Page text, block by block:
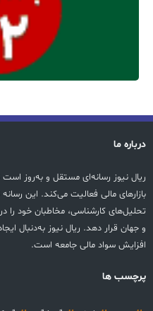
درباره ما
ریال نیوز رسانه‌ای مستقل و به‌روز است
بازارهای مالی فعالیت می‌کند. این
تحلیل‌های کارشناسی، مخاطبان خود را
و جهان قرار دهد. ریال نیوز به‌دنبال
افزایش سواد مالی جامعه است.
پرچسب ها